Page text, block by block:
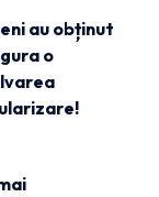
au obținut
o